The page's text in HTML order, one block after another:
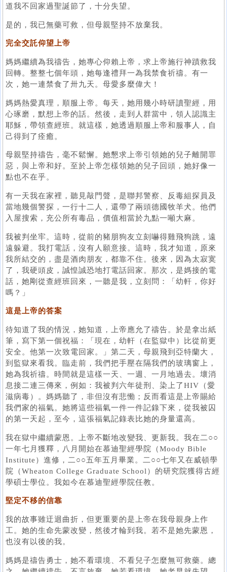
道我不回家過聖誕節了，十分失望。
是的，我已無藥可救，但母親堅持不放棄我。
完全交託仰望上帝
媽媽繼續為我禱告，她專心仰賴上帝，求上帝施行神蹟救我
回轉。整整七個年頭，她每逢禮拜一為我禁食祈禱。有一
次，她一連禁食了卅九天。母愛多麼偉大！
媽媽熱愛真理，順服上帝。每天，她用幾小時研讀聖經，用
心琢磨，默想上帝的話。然後，走到人群當中，領人認識主
耶穌，帶領查經班。就這樣，她透過順服上帝和服事人，自
己得到了痊癒。
母親堅持禱告，毫不鬆懈。她懇求上帝引領她的兒子離開罪
惡，與上帝和好。至於上帝怎樣領她的兒子回頭，她好像一
點也不在乎。
有一天我在家裡，聽見敲門聲，是聯邦警察、反毒組探員及
當地幾個警探，一行十二人，還帶了兩頭德國牧羊犬。他們
入屋搜索，充公所有毒品，價值相當於九點一噸大麻。
我被判坐牢。這時，從前的豬朋狗友立刻嚇得雞飛狗跳，遠
遠躲避。我打電話，沒有人願意接。這時，我才知道，原來
我所結交的，盡是酒肉朋友，都靠不住。後來，因為太寂寞
了，我硬頭皮，誠惶誠恐地打電話回家。那次，是媽接的電
話，她剛從查經班回來，一聽是我，立刻問：「幼軒，你好
嗎？」
這是上帝的答案
待知道了我的情況，她知道，上帝應允了禱告。於是拿出紙
筆，寫下第一個祝福：「現在，幼軒（在監獄中）比從前更
安全。他第一次致電回家。」第二天，母親飛到亞特蘭大，
到監獄來看我。臨走前，我們把手壓在隔我們的玻璃窗上，
她為我祈禱。時間就是這樣一天、一週、一月地過去。壞消
息接二連三傳來，例如：我被判六年徒刑、染上了HIV（愛
滋病毒）。媽媽聽了，非但沒有悲慟；反而看這是上帝賜給
我們家的福氣。她將這些福氣一件一件記錄下來，從我被囚
的第一天起，至今，這張福氣記錄表比她的身量還高。
我在獄中繼續蒙恩。上帝不斷地改變我、更新我。我在二○○
一年七月獲釋，八月開始在慕迪聖經學院（Moody Bible
Institute）進修，二○○五年五月畢業。二○○七年又在威頓學
院（Wheaton College Graduate School）的研究院獲得古經
學碩士學位。我如今在慕迪聖經學院任教。
堅定不移的信靠
我的故事雖迂迴曲折，但更重要的是上帝在我母親身上作
工。她的生命先蒙改變，然後才輪到我。若不是她先蒙恩，
也沒有以後的我。
媽媽是禱告勇士，她不看環境、不看兒子怎麼無可救藥。總